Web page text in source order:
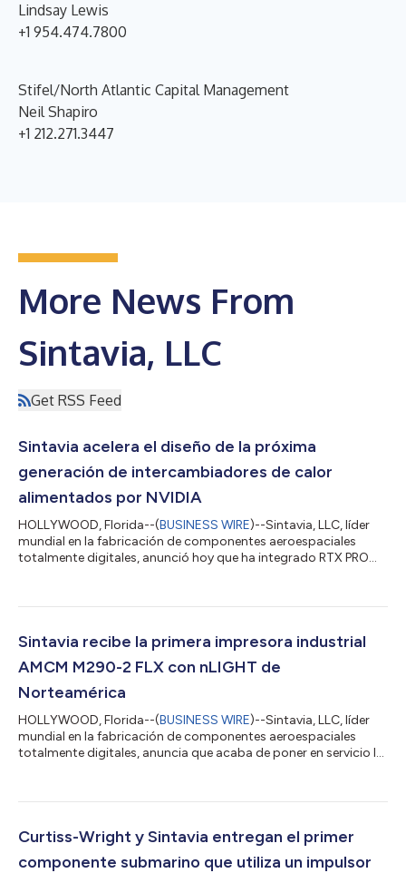
Lindsay Lewis
+1 954.474.7800
Stifel/North Atlantic Capital Management
Neil Shapiro
+1 212.271.3447
More News From
Sintavia, LLC
Get RSS Feed
Sintavia acelera el diseño de la próxima
generación de intercambiadores de calor
alimentados por NVIDIA
HOLLYWOOD, Florida--(BUSINESS WIRE)--Sintavia, LLC, líder
mundial en la fabricación de componentes aeroespaciales
totalmente digitales, anunció hoy que ha integrado RTX PRO
aeroespacial en tan sólo dos semanas: un proceso que con
calor resultante demostró una reducción del 30 % en el peso y
una mejora del 20 % en eficienci...
Sintavia recibe la primera impresora industrial
AMCM M290-2 FLX con nLIGHT de
Norteamérica
HOLLYWOOD, Florida--(BUSINESS WIRE)--Sintavia, LLC, líder
mundial en la fabricación de componentes aeroespaciales
totalmente digitales, anuncia que acaba de poner en servicio la
conformación del haz. Los láseres gemelos de 1,2 kW de última
operadores de impresoras 3D industriales modular el tamaño y
la forma del punto...
Curtiss-Wright y Sintavia entregan el primer
componente submarino que utiliza un impulsor